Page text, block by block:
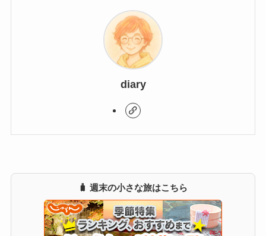
diary
🧳 週末の小さな旅はこちら